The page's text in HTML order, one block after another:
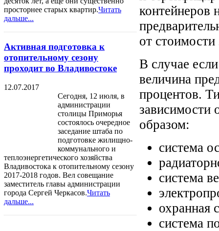
просторнее старых квартир.Читать
дальше...
Активная подготовка к
отопительному сезону
проходит во Владивостоке
12.07.2017
Сегодня, 12 июля, в
администрации
столицы Приморья
состоялось очередное
заседание штаба по
подготовке жилищно-
коммунального и
теплоэнергетического хозяйства
Владивостока к отопительному сезону
2017-2018 годов. Вел совещание
заместитель главы администрации
города Сергей Черкасов.Читать
дальше...
контейнеров
от стоимости
В случае
величина
процентов.
зависимости
образом:
система
система
охранная
система